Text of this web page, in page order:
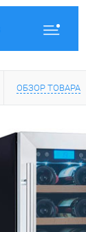
ОБЗОР ТОВАРА